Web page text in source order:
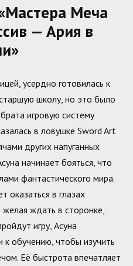
Меча
— Ария в
усердно готовилась к
школу, но это было
игровую систему
в ловушке Sword Art
других напуганных
начинает бояться, что
фантастического мира.
оказаться в глазах
ждать в сторонке,
игру, Асуна
к обучению, чтобы изучить
Её быстрота впечатляет